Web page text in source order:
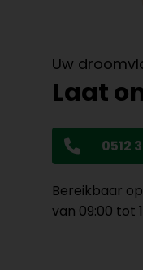
Uw
Laat
0512
Bereikbaar
van 09:00 tot